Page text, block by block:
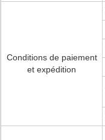
Conditions de paiement
et expédition